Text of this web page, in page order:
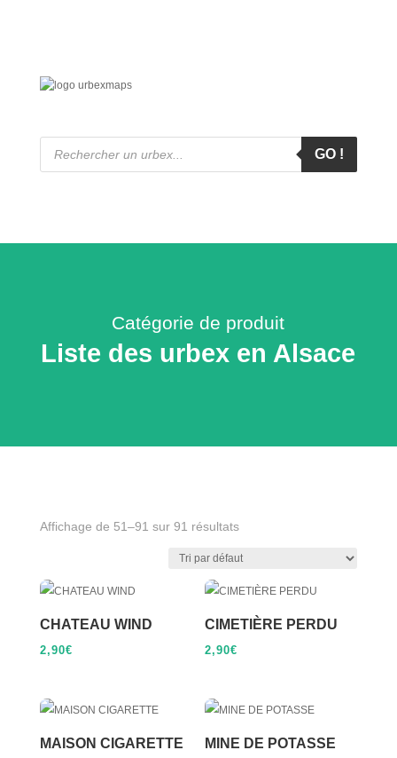
Recherche
produits
GO !
Catégorie de produit
Liste des urbex en Alsace
Affichage de 51–91 sur 91 résultats
CHATEAU WIND
2,90€
CIMETIÈRE PERDU
2,90€
MAISON CIGARETTE MINE DE POTASSE